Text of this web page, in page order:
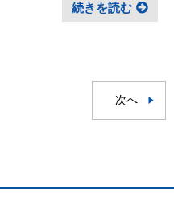
続きを読む
次へ